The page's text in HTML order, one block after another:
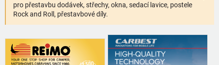
pro přestavbu dodávek, střechy, okna, sedací lavice, postele
Rock and Roll, přestavbové díly.